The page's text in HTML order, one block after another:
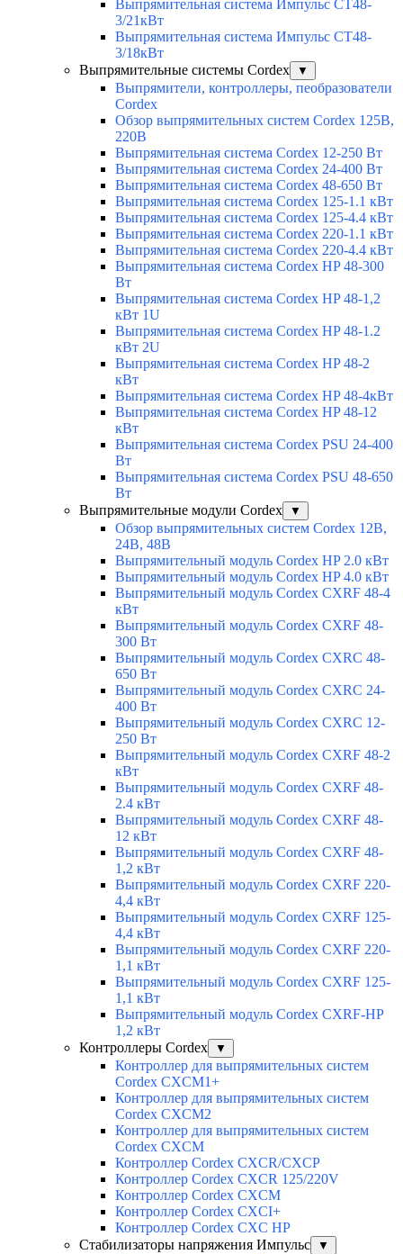
Выпрямительная система Импульс СТ48-
3/21кВт
Выпрямительная система Импульс СТ48-
3/18кВт
Выпрямительные системы Cordex
▼
Выпрямители, контроллеры, пеобразователи
Cordex
Обзор выпрямительных систем Cordex 125В,
220В
Выпрямительная система Cordex 12-250 Вт
Выпрямительная система Cordex 24-400 Вт
Выпрямительная система Cordex 48-650 Вт
Выпрямительная система Cordex 125-1.1 кВт
Выпрямительная система Cordex 125-4.4 кВт
Выпрямительная система Cordex 220-1.1 кВт
Выпрямительная система Cordex 220-4.4 кВт
Выпрямительная система Cordex HP 48-300
Вт
Выпрямительная система Cordex HP 48-1,2
кВт 1U
Выпрямительная система Cordex HP 48-1.2
кВт 2U
Выпрямительная система Cordex HP 48-2
кВт
Выпрямительная система Cordex HP 48-4кВт
Выпрямительная система Cordex HP 48-12
кВт
Выпрямительная система Cordex PSU 24-400
Вт
Выпрямительная система Cordex PSU 48-650
Вт
Выпрямительные модули Cordex
▼
Обзор выпрямительных систем Cordex 12В,
24В, 48В
Выпрямительный модуль Cordex HP 2.0 кВт
Выпрямительный модуль Cordex HP 4.0 кВт
Выпрямительный модуль Cordex CXRF 48-4
кВт
Выпрямительный модуль Cordex CXRF 48-
300 Вт
Выпрямительный модуль Cordex CXRС 48-
650 Вт
Выпрямительный модуль Cordex CXRС 24-
400 Вт
Выпрямительный модуль Cordex CXRС 12-
250 Вт
Выпрямительный модуль Cordex CXRF 48-2
кВт
Выпрямительный модуль Cordex CXRF 48-
2.4 кВт
Выпрямительный модуль Cordex CXRF 48-
12 кВт
Выпрямительный модуль Cordex CXRF 48-
1,2 кВт
Выпрямительный модуль Cordex CXRF 220-
4,4 кВт
Выпрямительный модуль Cordex CXRF 125-
4,4 кВт
Выпрямительный модуль Cordex CXRF 220-
1,1 кВт
Выпрямительный модуль Cordex CXRF 125-
1,1 кВт
Выпрямительный модуль Cordex CXRF-HP
1,2 кВт
Контроллеры Cordex
▼
Контроллер для выпрямительных систем
Cordex CXCM1+
Контроллер для выпрямительных систем
Cordex CXCM2
Контроллер для выпрямительных систем
Cordex CXCM
Контроллер Cordex CXCR/CXCP
Контроллер Cordex CXCR 125/220V
Контроллер Cordex CXCM
Контроллер Cordex CXCI+
Контроллер Cordex CXC HP
Стабилизаторы напряжения Импульс
▼